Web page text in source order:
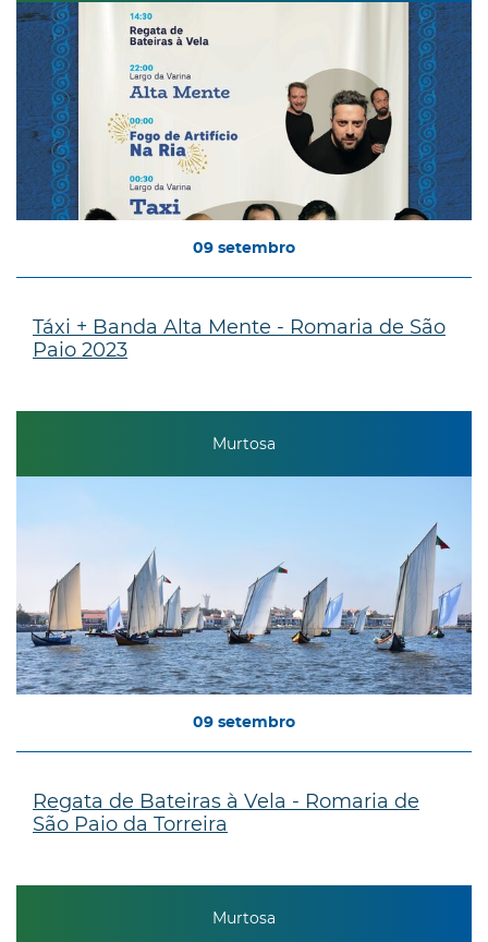
09 setembro
Táxi + Banda Alta Mente - Romaria de São
Paio 2023
Murtosa
09 setembro
Regata de Bateiras à Vela - Romaria de
São Paio da Torreira
Murtosa